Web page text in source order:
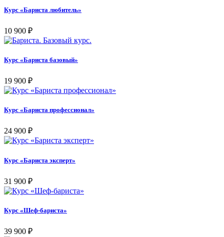
Курс «Бариста любитель»
10 900 ₽
Курс «Бариста базовый»
19 900 ₽
Курс «Бариста профессионал»
24 900 ₽
Курс «Бариста эксперт»
31 900 ₽
Курс «Шеф-бариста»
39 900 ₽